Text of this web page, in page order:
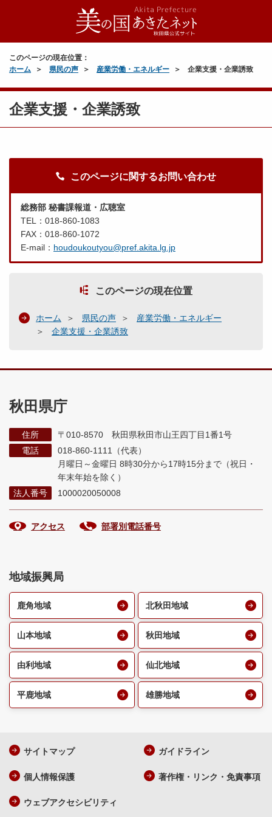
このページの現在位置：
ホーム
県民の声 産業労働・エネルギー 企業支援・企業誘致
企業支援・企業誘致
このページに関するお問い合わせ
総務部 秘書課報道・広聴室
TEL：018-860-1083
FAX：018-860-1072
E-mail： houdoukoutyou@pref.akita.lg.jp
このページの現在位置
ホーム 県民の声
産業労働・エネルギー
企業支援・企業誘致
秋田県庁
住所
〒010-8570 秋田県秋田市山王四丁目1番1号
電話
018-860-1111（代表）
月曜日～金曜日 8時30分から17時15分まで （祝日・
年末年始を除く）
法人番号
1000020050008
アクセス 部署別電話番号
地域振興局
鹿角地域 北秋田地域
山本地域 秋田地域
由利地域 仙北地域
平鹿地域 雄勝地域
サイトマップ ガイドライン
個人情報保護 著作権・リンク・免責事項
ウェブアクセシビリティ